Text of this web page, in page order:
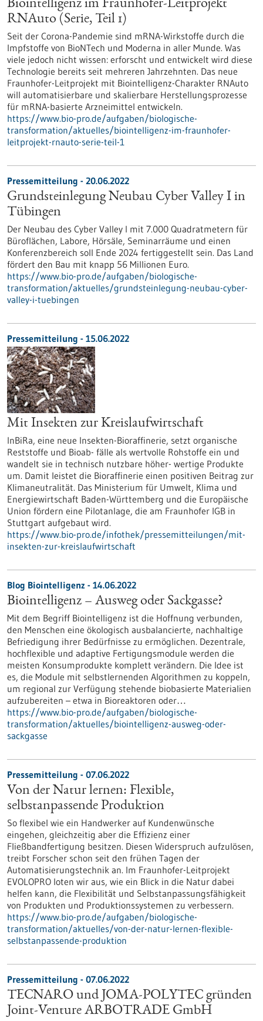
Biointelligenz im Fraunhofer-Leitprojekt
RNAuto (Serie, Teil 1)
Seit der Corona-Pandemie sind mRNA-Wirkstoffe durch die
Impfstoffe von BioNTech und Moderna in aller Munde. Was
viele jedoch nicht wissen: erforscht und entwickelt wird diese
Technologie bereits seit mehreren Jahrzehnten. Das neue
Fraunhofer-Leitprojekt mit Biointelligenz-Charakter RNAuto
will automatisierbare und skalierbare Herstellungsprozesse
für mRNA-basierte Arzneimittel entwickeln.
https://www.bio-pro.de/aufgaben/biologische-
transformation/aktuelles/biointelligenz-im-fraunhofer-
leitprojekt-rnauto-serie-teil-1
Pressemitteilung - 20.06.2022
Grundsteinlegung Neubau Cyber Valley I in
Tübingen
Der Neubau des Cyber Valley I mit 7.000 Quadratmetern für
Büroflächen, Labore, Hörsäle, Seminarräume und einen
Konferenzbereich soll Ende 2024 fertiggestellt sein. Das Land
fördert den Bau mit knapp 56 Millionen Euro.
https://www.bio-pro.de/aufgaben/biologische-
transformation/aktuelles/grundsteinlegung-neubau-cyber-
valley-i-tuebingen
Pressemitteilung - 15.06.2022
Mit Insekten zur Kreislaufwirtschaft
InBiRa, eine neue Insekten-Bioraffinerie, setzt organische
Reststoffe und Bioab- fälle als wertvolle Rohstoffe ein und
wandelt sie in technisch nutzbare höher- wertige Produkte
um. Damit leistet die Bioraffinerie einen positiven Beitrag zur
Klimaneutralität. Das Ministerium für Umwelt, Klima und
Energiewirtschaft Baden-Württemberg und die Europäische
Union fördern eine Pilotanlage, die am Fraunhofer IGB in
Stuttgart aufgebaut wird.
https://www.bio-pro.de/infothek/pressemitteilungen/mit-
insekten-zur-kreislaufwirtschaft
Blog Biointelligenz - 14.06.2022
Biointelligenz – Ausweg oder Sackgasse?
Mit dem Begriff Biointelligenz ist die Hoffnung verbunden,
den Menschen eine ökologisch ausbalancierte, nachhaltige
Befriedigung ihrer Bedürfnisse zu ermöglichen. Dezentrale,
hochflexible und adaptive Fertigungsmodule werden die
meisten Konsumprodukte komplett verändern. Die Idee ist
es, die Module mit selbstlernenden Algorithmen zu koppeln,
um regional zur Verfügung stehende biobasierte Materialien
aufzubereiten – etwa in Bioreaktoren oder…
https://www.bio-pro.de/aufgaben/biologische-
transformation/aktuelles/biointelligenz-ausweg-oder-
sackgasse
Pressemitteilung - 07.06.2022
Von der Natur lernen: Flexible,
selbstanpassende Produktion
So flexibel wie ein Handwerker auf Kundenwünsche
eingehen, gleichzeitig aber die Effizienz einer
Fließbandfertigung besitzen. Diesen Widerspruch aufzulösen,
treibt Forscher schon seit den frühen Tagen der
Automatisierungstechnik an. Im Fraunhofer-Leitprojekt
EVOLOPRO loten wir aus, wie ein Blick in die Natur dabei
helfen kann, die Flexibilität und Selbstanpassungsfähigkeit
von Produkten und Produktionssystemen zu verbessern.
https://www.bio-pro.de/aufgaben/biologische-
transformation/aktuelles/von-der-natur-lernen-flexible-
selbstanpassende-produktion
Pressemitteilung - 07.06.2022
TECNARO und JOMA-POLYTEC gründen
Joint-Venture ARBOTRADE GmbH